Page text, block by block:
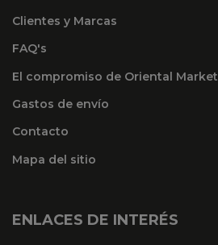
Clientes y Marcas
FAQ's
El compromiso de Oriental Market
Gastos de envío
Contacto
Mapa del sitio
ENLACES DE INTERÉS